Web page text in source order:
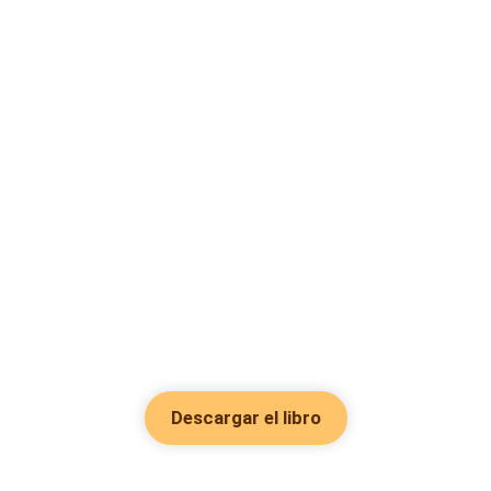
Descargar el libro